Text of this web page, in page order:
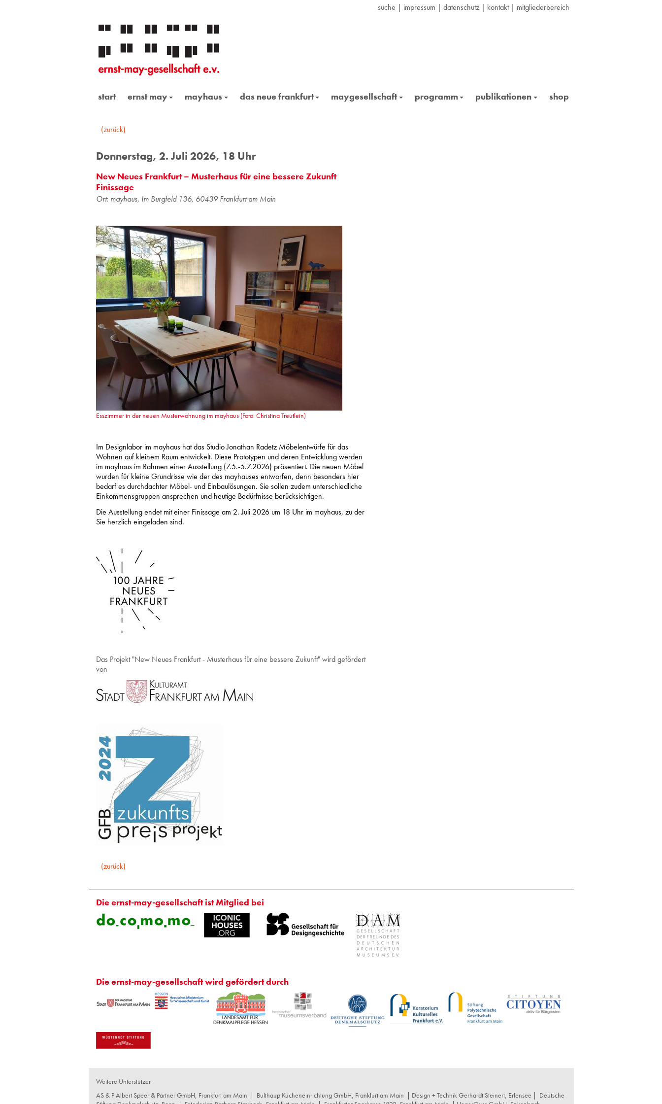
suche | impressum | datenschutz | kontakt| mitgliederbereich
start ernst may mayhaus das neue frankfurt maygesellschaft programm publikationen shop
(zurück)
Donnerstag, 2. Juli 2026, 18 Uhr
New Neues Frankfurt – Musterhaus für eine bessere Zukunft
Finissage
Ort: mayhaus, Im Burgfeld 136, 60439 Frankfurt am Main
Esszimmer in der neuen Musterwohnung im mayhaus (Foto: Christina Treutlein)
Im Designlabor im mayhaus hat das Studio Jonathan Radetz Möbelentwürfe für das
Wohnen auf kleinem Raum entwickelt. Diese Prototypen und deren Entwicklung werden
im mayhaus im Rahmen einer Ausstellung (7.5.-5.7.2026) präsentiert. Die neuen Möbel
wurden für kleine Grundrisse wie der des mayhauses entworfen, denn besonders hier
bedarf es durchdachter Möbel- und Einbaulösungen. Sie sollen zudem unterschiedliche
Einkommensgruppen ansprechen und heutige Bedürfnisse berücksichtigen.
Die Ausstellung endet mit einer Finissage am 2. Juli 2026 um 18 Uhr im mayhaus, zu der
Sie herzlich eingeladen sind.
Das Projekt "New Neues Frankfurt - Musterhaus für eine bessere Zukunft" wird gefördert
von
(zurück)
Die ernst-may-gesellschaft ist Mitglied bei
Die ernst-may-gesellschaft wird gefördert durch
Weitere Unterstützer
AS & P Albert Speer & Partner GmbH, Frankfurt am Main | Bulthaup Kücheneinrichtung GmbH, Frankfurt am Main | Design + Technik Gerhardt Steinert, Erlensee | Deutsche